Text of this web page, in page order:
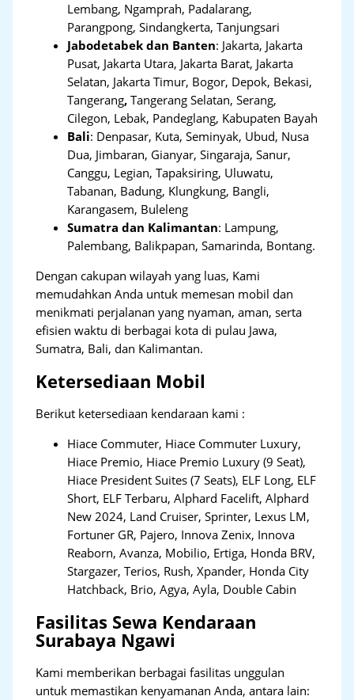
Lembang, Ngamprah, Padalarang,
Parangpong, Sindangkerta, Tanjungsari
Jabodetabek dan Banten: Jakarta, Jakarta
Pusat, Jakarta Utara, Jakarta Barat, Jakarta
Selatan, Jakarta Timur, Bogor, Depok, Bekasi,
Tangerang,Tangerang Selatan, Serang,
Cilegon, Lebak, Pandeglang, Kabupaten Bayah
Bali: Denpasar, Kuta, Seminyak, Ubud, Nusa
Dua, Jimbaran, Gianyar, Singaraja, Sanur,
Canggu, Legian, Tapaksiring, Uluwatu,
Tabanan, Badung, Klungkung, Bangli,
Karangasem, Buleleng
Sumatra dan Kalimantan: Lampung,
Palembang, Balikpapan, Samarinda, Bontang.
Dengan cakupan wilayah yang luas, Kami
memudahkan Anda untuk memesan mobil dan
menikmati perjalanan yang nyaman, aman, serta
efisien waktu di berbagai kota di pulau Jawa,
Sumatra, Bali, dan Kalimantan.
Ketersediaan Mobil
Berikut ketersediaan kendaraan kami :
Hiace Commuter, Hiace Commuter Luxury,
Hiace Premio, Hiace Premio Luxury (9 Seat),
Hiace President Suites (7 Seats), ELF Long, ELF
Short, ELF Terbaru, Alphard Facelift, Alphard
New 2024, Land Cruiser, Sprinter, Lexus LM,
Fortuner GR, Pajero, Innova Zenix, Innova
Reaborn, Avanza, Mobilio, Ertiga, Honda BRV,
Stargazer, Terios, Rush, Xpander, Honda City
Hatchback, Brio, Agya, Ayla, Double Cabin
Fasilitas Sewa Kendaraan
Surabaya Ngawi
Kami memberikan berbagai fasilitas unggulan
untuk memastikan kenyamanan Anda, antara lain: